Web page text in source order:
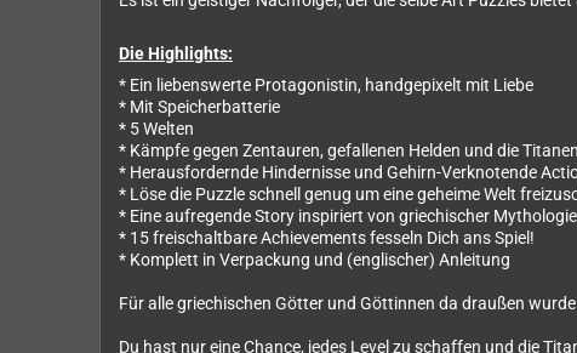
Die Highlights:
* Ein liebenswerte Protagonistin, handgepixelt mit Liebe
* Mit Speicherbatterie
* 5 Welten
* Kämpfe gegen Zentauren, gefallenen Helden und die
* Herausfordernde Hindernisse und Gehirn-Verknotende
* Löse die Puzzle schnell genug um eine geheime Welt
* Eine aufregende Story inspiriert von griechischer
* 15 freischaltbare Achievements fesseln Dich ans Spiel!
* Komplett in Verpackung und (englischer) Anleitung
Für alle griechischen Götter und Göttinnen da draußen
Du hast nur eine Chance, jedes Level zu schaffen und die